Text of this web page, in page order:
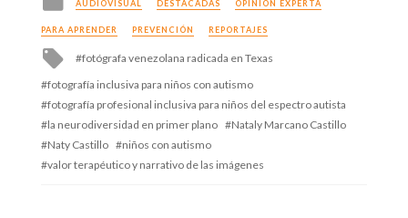
in
AUDIOVISUAL DESTACADAS OPINIÓN EXPERTA
PARA APRENDER PREVENCIÓN REPORTAJES
Tagged
fotógrafa venezolana radicada en Texas
fotografía inclusiva para niños con autismo
fotografía profesional inclusiva para niños del espectro autista
la neurodiversidad en primer plano
Nataly Marcano Castillo
Naty Castillo
niños con autismo
valor terapéutico y narrativo de las imágenes